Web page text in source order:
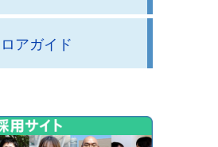
アガイド